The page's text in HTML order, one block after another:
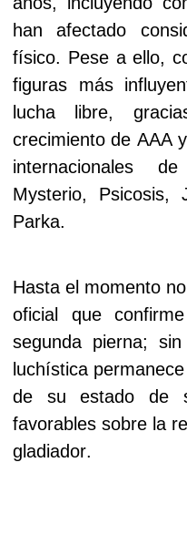
han afectado
físico. Pese a ello,
figuras más
lucha libre,
crecimiento de AAA
internacionales
Mysterio, Psicosis,
Parka.
Hasta el momento
oficial que
segunda pierna;
luchística
de su estado de
favorables sobre la
gladiador.